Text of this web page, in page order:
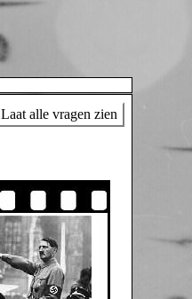
Laat alle vragen zien